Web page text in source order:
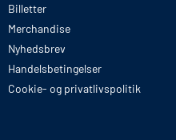
Billetter
Merchandise
Nyhedsbrev
Handelsbetingelser
Cookie- og privatlivspolitik